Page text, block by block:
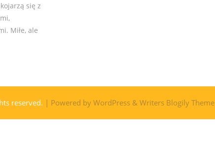
się z
Miłe, ale
reserved. | Powered by WordPress & Writers Blogily Theme